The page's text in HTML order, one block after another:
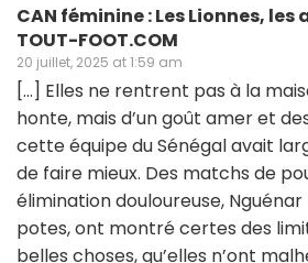
CAN féminine : Les Lionnes,
TOUT-FOOT.COM
20 juillet, 2025 at 1:59 am
[…] Elles ne rentrent pas à la
honte, mais d’un goût amer et
cette équipe du Sénégal avait
de faire mieux. Des matchs de
élimination douloureuse, Nguénar
potes, ont montré certes des
belles choses, qu’elles n’ont